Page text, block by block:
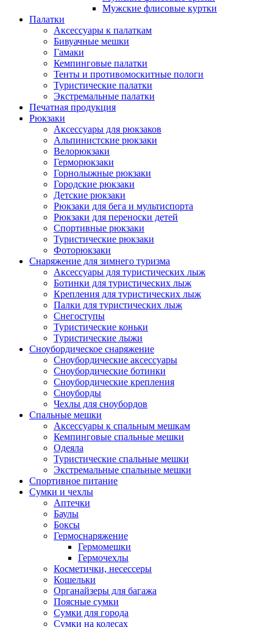
Мужские флисовые куртки
Палатки
Аксессуары к палаткам
Бивуачные мешки
Гамаки
Кемпинговые палатки
Тенты и противомоскитные пологи
Туристические палатки
Экстремальные палатки
Печатная продукция
Рюкзаки
Аксессуары для рюкзаков
Альпинистские рюкзаки
Велорюкзаки
Герморюкзаки
Горнолыжные рюкзаки
Городские рюкзаки
Детские рюкзаки
Рюкзаки для бега и мультиспорта
Рюкзаки для переноски детей
Спортивные рюкзаки
Туристические рюкзаки
Фоторюкзаки
Снаряжение для зимнего туризма
Аксессуары для туристических лыж
Ботинки для туристических лыж
Крепления для туристических лыж
Палки для туристических лыж
Снегоступы
Туристические коньки
Туристические лыжи
Сноубордическое снаряжение
Сноубордические аксессуары
Сноубордические ботинки
Сноубордические крепления
Сноуборды
Чехлы для сноубордов
Спальные мешки
Аксессуары к спальным мешкам
Кемпинговые спальные мешки
Одеяла
Туристические спальные мешки
Экстремальные спальные мешки
Спортивное питание
Сумки и чехлы
Аптечки
Баулы
Боксы
Гермоснаряжение
Гермомешки
Гермочехлы
Косметички, несессеры
Кошельки
Органайзеры для багажа
Поясные сумки
Сумки для города
Сумки на колесах